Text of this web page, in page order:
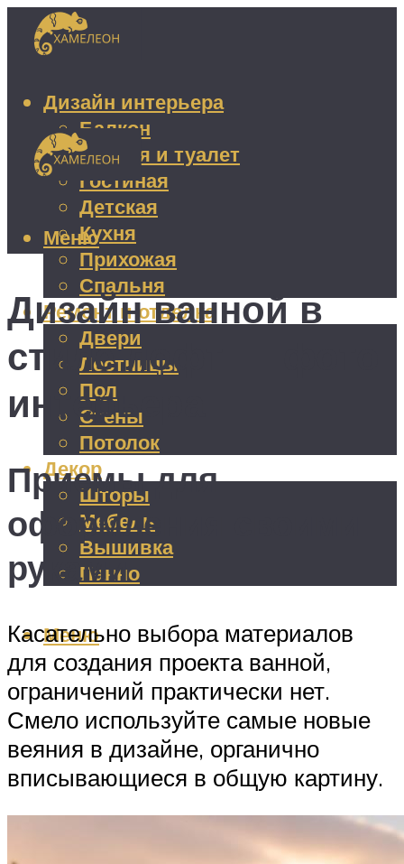
Дизайн интерьера
Балкон
Ванная и туалет
Гостиная
Детская
Кухня
Прихожая
Спальня
Ремонт и отделка
Двери
Лестницы
Пол
Стены
Потолок
Декор
Шторы
Мебель
Вышивка
Панно
Меню
Меню
Дизайн ванной в
стиле лофт — фото
интерьера
Приемы для
оформления своими
руками
Касательно выбора материалов
для создания проекта ванной,
ограничений практически нет.
Смело используйте самые новые
веяния в дизайне, органично
вписывающиеся в общую картину.